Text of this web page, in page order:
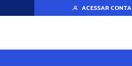
ACESSAR CONTA